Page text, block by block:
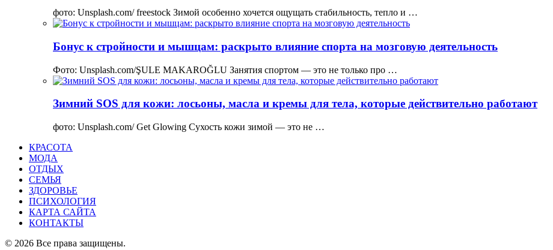
фото: Unsplash.com/ freestock Зимой особенно хочется ощущать стабильность, тепло и …
Бонус к стройности и мышцам: раскрыто влияние спорта на мозговую деятельность
Фото: Unsplash.com/ŞULE MAKAROĞLU Занятия спортом — это не только про …
Зимний SOS для кожи: лосьоны, масла и кремы для тела, которые действительно работают
фото: Unsplash.com/ Get Glowing Сухость кожи зимой — это не …
КРАСОТА
МОДА
ОТДЫХ
СЕМЬЯ
ЗДОРОВЬЕ
ПСИХОЛОГИЯ
КАРТА САЙТА
КОНТАКТЫ
© 2026 Все права защищены.